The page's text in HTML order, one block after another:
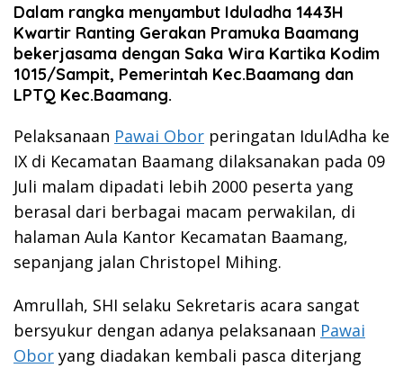
Dalam rangka menyambut Iduladha 1443H
Kwartir Ranting Gerakan Pramuka Baamang
bekerjasama dengan Saka Wira Kartika Kodim
1015/Sampit, Pemerintah Kec.Baamang dan
LPTQ Kec.Baamang.
Pelaksanaan Pawai Obor peringatan IdulAdha ke
IX di Kecamatan Baamang dilaksanakan pada 09
Juli malam dipadati lebih 2000 peserta yang
berasal dari berbagai macam perwakilan, di
halaman Aula Kantor Kecamatan Baamang,
sepanjang jalan Christopel Mihing.
Amrullah, SHI selaku Sekretaris acara sangat
bersyukur dengan adanya pelaksanaan Pawai
Obor yang diadakan kembali pasca diterjang